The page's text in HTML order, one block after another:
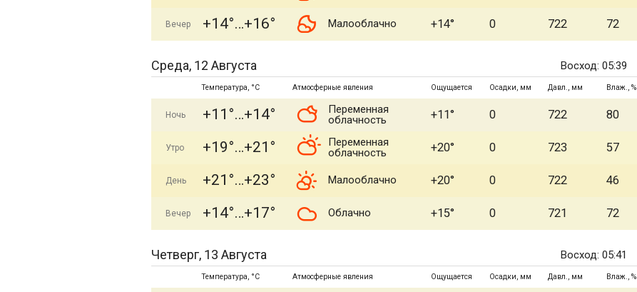
Вечер +14° +16° Малооблачно +14° 0 722 72
Среда, 12 Августа Восход: 05:39
Температура, °C Атмосферные явления Ощущается Осадки, мм Давл., мм Влаж., %
Ночь +11° +14°
Переменная
облачность
+11° 0 722 80
Утро +19° +21°
Переменная
облачность
+20° 0 723 57
День +21° +23° Малооблачно +20° 0 722 46
Вечер +14° +17° Облачно +15° 0 721 72
Четверг, 13 Августа Восход: 05:41
Температура, °C Атмосферные явления Ощущается Осадки, мм Давл., мм Влаж., %